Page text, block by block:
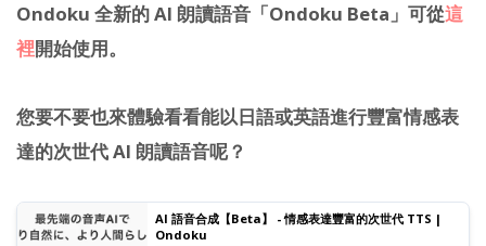
Ondoku 全新的 AI 朗讀語音「Ondoku Beta」可從這
裡開始使用。
您要不要也來體驗看看能以日語或英語進行豐富情感表
達的次世代 AI 朗讀語音呢？
AI 語音合成【Beta】 - 情感表達豐富的次世代 TTS |
Ondoku